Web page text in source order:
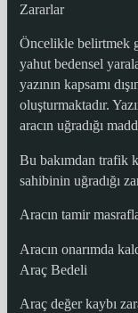
Zararlar
Öncelikle belirtmek
yahut bedensel
yazının kapsamı
oluşturmaktadır.
aracın uğradığı
Bu bakımdan trafik
sahibinin uğradığı
Aracın tamir
Aracın onarımda
Araç Bedeli
Araç değer kaybı